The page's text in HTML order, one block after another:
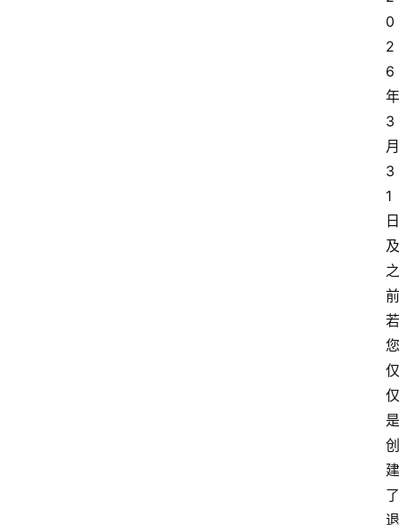
0
2
6
年
3
月
3
1
日
及
之
前
若
您
仅
仅
是
创
建
了
退